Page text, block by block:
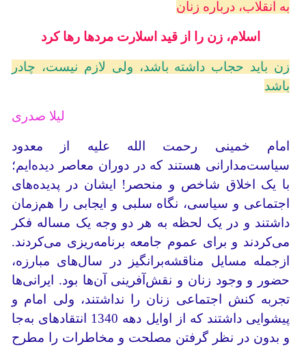
به انقلاب، درباره زنان
اسلام، زن را از قید اسلارت مردها رها کرد
زن باید حجاب داشته باشد، ولی لازم نیست، چادر
باشد
لیلا صدری
امام خمینی رحمت الله علیه از معدود
سیاست‌مدارانی هستند که در دوران معاصر دیده‌ایم؛
با یک اخلاق شاخص و منحصر! ایشان در پدیده‌های
اجتماعی و سیاسی، نگاه سلبی و ایجابی را هم‌زمان
داشتند و در یک لحظه به هر دو وجه یک مساله فکر
می‌کردند و برای عموم جامعه برنامه‌ریزی می‌کردند.
ازجمله مسایل مناقشه‌برانگیز در سال‌های مبارزه،
حضور و وجود زنان و نقش‌آفرینی آن‌ها بود. ایرانی‌ها
تجربه کنش اجتماعی زنان را نداشتند، ولی امام و
پیشوایی داشتند که از اوایل دهه 1340 انتقادهای به‌جا
و بدون در نظر گرفتن مصلحت و مخاطرات را مطرح